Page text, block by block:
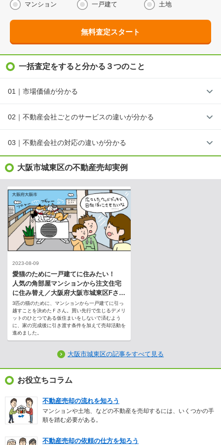
マンション 一戸建て 土地
無料査定スタート
一括査定をすると分かる３つのこと
01｜市場価値が分かる
02｜不動産会社ごとのサービスの違いが分かる
03｜不動産会社の対応の違いが分かる
大阪市城東区の不動産売却実例
2023-08-09
愛猫のために一戸建てに住みたい！
人気の角部屋マンションから注文住宅
に住み替え／大阪府大阪市城東区Fさん
（50代）
3匹の猫のために、マンションから一戸建てに引っ
越すことを決めたＦさん。買い先行で生じるデメリ
ットのひとつである仮住まいをしないで済むよう
に、家の完成後に引き渡す条件を加えて売却活動を
進めました。
大阪市城東区の記事をすべて見る
お役立ちコラム
不動産売却の流れを知ろう
マンションや土地、などの不動産を売却するには、いくつかの手
順を踏む必要がある。
不動産売却の依頼の仕方を知ろう